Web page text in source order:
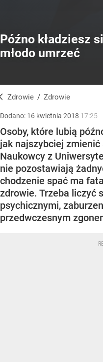
Późno kładziesz
młodo umrzeć
Zdrowie / Zdrowie
Dodano: 16 kwietnia 2018 17:25
Osoby, które lubią
jak najszybciej
Naukowcy z
nie pozostawiają
chodzenie spać ma
zdrowie. Trzeba liczyć
psychicznymi,
przedwczesnym